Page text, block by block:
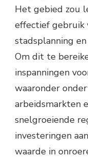
Het gebied zou
effectief gebruik
stadsplanning
Om dit te
inspanningen
waaronder
arbeidsmarkten
snelgroeiende
investeringen
waarde in